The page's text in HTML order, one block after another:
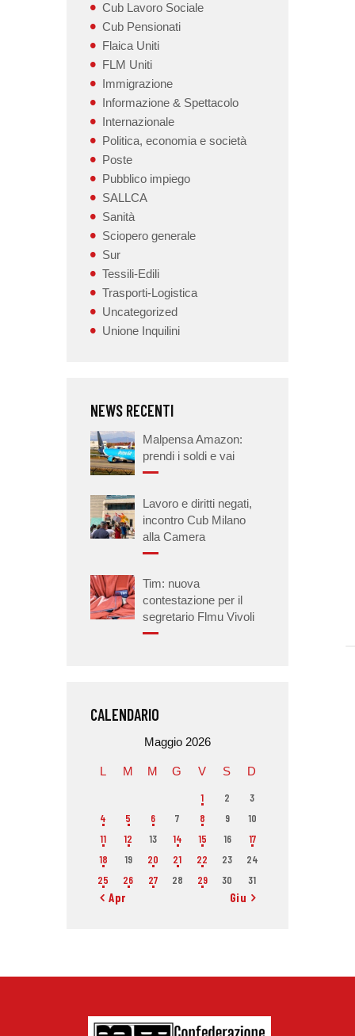
Cub Lavoro Sociale
Cub Pensionati
Flaica Uniti
FLM Uniti
Immigrazione
Informazione & Spettacolo
Internazionale
Politica, economia e società
Poste
Pubblico impiego
SALLCA
Sanità
Sciopero generale
Sur
Tessili-Edili
Trasporti-Logistica
Uncategorized
Unione Inquilini
NEWS RECENTI
Malpensa Amazon:
prendi i soldi e vai
Lavoro e diritti negati,
incontro Cub Milano
alla Camera
Tim: nuova
contestazione per il
segretario Flmu Vivoli
CALENDARIO
Maggio 2026
L M M G V S D
1 2
3
4
5 6 7 8 9
10
11
12 13 14 15 16
17
18
19 20 21 22 23
24
25
26 27 28 29 30 31
« Apr Giu »